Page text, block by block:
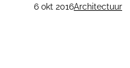
6 okt 2016Architectuur